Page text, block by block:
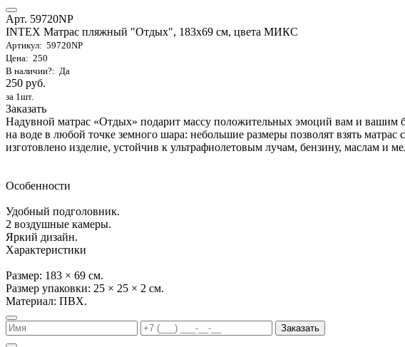
Арт. 59720NP
INTEX Матрас пляжный "Отдых", 183х69 см, цвета МИКС
Артикул: 59720NP
Цена: 250
В наличии?: Да
250 руб.
за 1шт.
Заказать
Надувной матрас «Отдых» подарит массу положительных эмоций вам и вашим
на воде в любой точке земного шара: небольшие размеры позволят взять
изготовлено изделие, устойчив к ультрафиолетовым лучам, бензину, маслам и
Особенности
Удобный подголовник.
2 воздушные камеры.
Яркий дизайн.
Характеристики
Размер: 183 × 69 см.
Размер упаковки: 25 × 25 × 2 см.
Материал: ПВХ.
Заказать